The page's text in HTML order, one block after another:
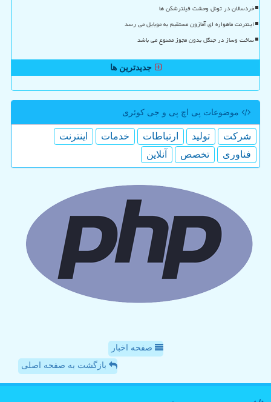
خردسالان در تونل وحشت فیلترشکن ها
اینترنت ماهواره ای آمازون مستقیم به موبایل می رسد
ساخت وساز در جنگل بدون مجوز ممنوع می باشد
جدیدترین ها
موضوعات پی اچ پی و جی كوئری
شركت تولید ارتباطات خدمات
اینترنت
فناوری
تخصص آنلاین
صفحه اخبار
بازگشت به صفحه اصلی